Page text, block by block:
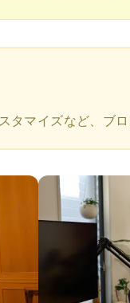
タマイズなど、ブ